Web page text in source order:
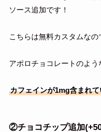
ソース追加です！
こちらは無料カスタムな
アポロチョコレートのよう
カフェインが1mg含まれ
②チョコチップ追加(+50